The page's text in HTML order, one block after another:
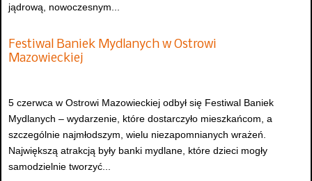
jądrową, nowoczesnym...
Festiwal Baniek Mydlanych w Ostrowi
Mazowieckiej
5 czerwca w Ostrowi Mazowieckiej odbył się Festiwal Baniek
Mydlanych – wydarzenie, które dostarczyło mieszkańcom, a
szczególnie najmłodszym, wielu niezapomnianych wrażeń.
Największą atrakcją były banki mydlane, które dzieci mogły
samodzielnie tworzyć...